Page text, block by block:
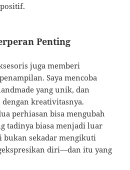
Penting
juga memberi
Saya mencoba
yang unik, dan
kreativitasnya.
perhiasan bisa mengubah
tadinya biasa menjadi luar
bukan sekadar mengikuti
diri—dan itu yang